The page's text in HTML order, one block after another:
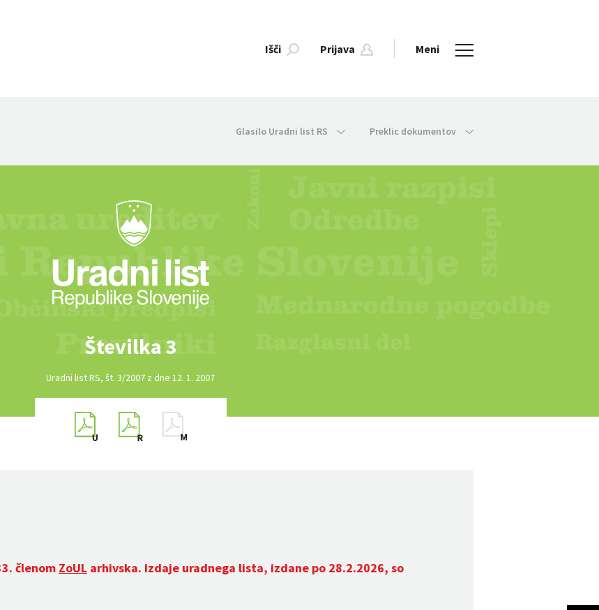
Išči Prijava Meni
Glasilo Uradni list RS Preklic dokumentov
Številka 3
Uradni list RS, št. 3/2007 z dne 12. 1. 2007
členom ZoUL arhivska. Izdaje uradnega lista, izdane po 28.2.2026, so